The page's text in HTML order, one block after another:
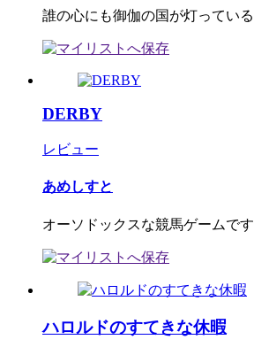
誰の心にも御伽の国が灯っている
DERBY
レビュー
あめしすと
オーソドックスな競馬ゲームです
ハロルドのすてきな休暇